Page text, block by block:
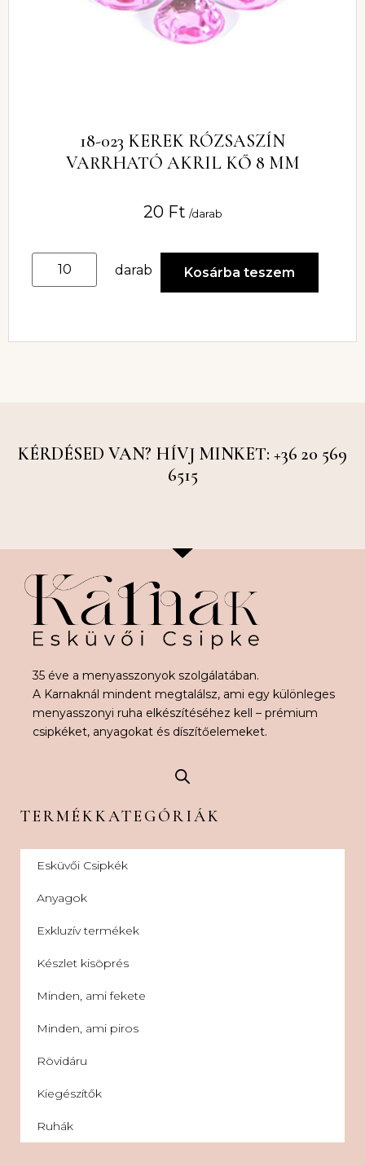
18-023 KEREK RÓZSASZÍN
VARRHATÓ AKRIL KŐ 8 MM
20 Ft /darab
darab Kosárba teszem
KÉRDÉSED VAN? HÍVJ MINKET: +36 20 569
6515
35 éve a menyasszonyok szolgálatában.
A Karnaknál mindent megtalálsz, ami egy különleges
menyasszonyi ruha elkészítéséhez kell – prémium
csipkéket, anyagokat és díszítőelemeket.
TERMÉKKATEGÓRIÁK
Esküvői Csipkék
Anyagok
Exkluzív termékek
Készlet kisöprés
Minden, ami fekete
Minden, ami piros
Rövidáru
Kiegészítők
Ruhák